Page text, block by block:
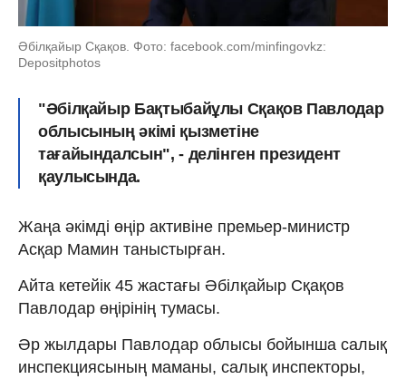
Әбілқайыр Сқақов. Фото: facebook.com/minfingovkz:
Depositphotos
"Әбілқайыр Бақтыбайұлы Сқақов Павлодар
облысының әкімі қызметіне
тағайындалсын", - делінген президент
қаулысында.
Жаңа әкімді өңір активіне премьер-министр
Асқар Мамин таныстырған.
Айта кетейік 45 жастағы Әбілқайыр Сқақов
Павлодар өңірінің тумасы.
Әр жылдары Павлодар облысы бойынша салық
инспекциясының маманы, салық инспекторы,